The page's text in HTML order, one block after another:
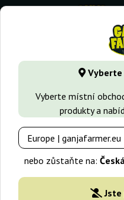
Vyberte
Vyberte místní
produkty a
nebo zůstaňte na:
GanjaFarmer.cz Druhy